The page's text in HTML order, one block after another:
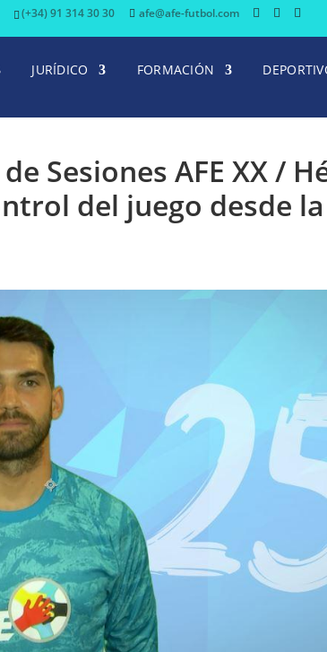
(+34) 91 314 30 30 afe@afe-futbol.com
JURÍDICO FORMACIÓN
Sesiones AFE XX /
del juego desde la